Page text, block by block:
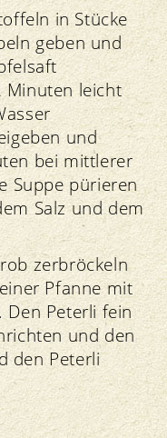
in Stücke
geben und
Minuten leicht
und
bei mittlerer
Suppe pürieren
Salz und dem
zerbröckeln
Pfanne mit
Peterli fein
und den
den Peterli